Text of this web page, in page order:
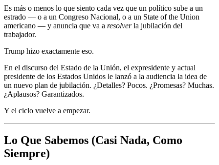
Es más o menos lo que siento cada vez que un político sube a un
estrado — o a un Congreso Nacional, o a un State of the Union
americano — y anuncia que va a resolverla jubilación del
trabajador.
Trump hizo exactamente eso.
En el discurso del Estado de la Unión, el expresidente y actual
presidente de los Estados Unidos le lanzó a la audiencia la idea de
un nuevo plan de jubilación. ¿Detalles? Pocos. ¿Promesas? Muchas.
¿Aplausos? Garantizados.
Y el ciclo vuelve a empezar.
Lo Que Sabemos (Casi Nada, Como
Siempre)